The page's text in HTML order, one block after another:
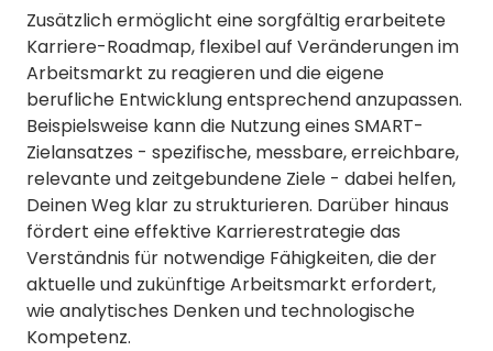
Zusätzlich ermöglicht eine sorgfältig erarbeitete
Karriere-Roadmap, flexibel auf Veränderungen im
Arbeitsmarkt zu reagieren und die eigene
berufliche Entwicklung entsprechend anzupassen.
Beispielsweise kann die Nutzung eines SMART-
Zielansatzes - spezifische, messbare, erreichbare,
relevante und zeitgebundene Ziele - dabei helfen,
Deinen Weg klar zu strukturieren. Darüber hinaus
fördert eine effektive Karrierestrategie das
Verständnis für notwendige Fähigkeiten, die der
aktuelle und zukünftige Arbeitsmarkt erfordert,
wie analytisches Denken und technologische
Kompetenz.